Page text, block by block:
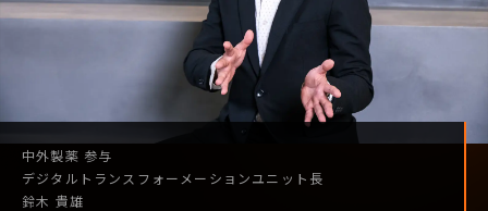
中外製薬 参与
デジタル トランスフォーメーションユニット長
鈴木 貴雄